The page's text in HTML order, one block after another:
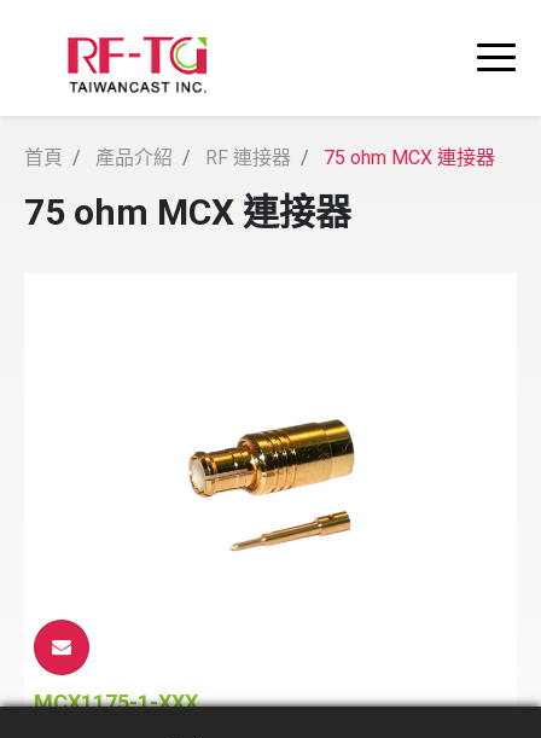
首頁 產品介紹 RF 連接器 75 ohm MCX 連接器
75 ohm MCX 連接器
MCX1175-1-XXX